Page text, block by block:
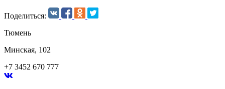
Поделиться:
Тюмень
Минская, 102
+7 3452 670 777